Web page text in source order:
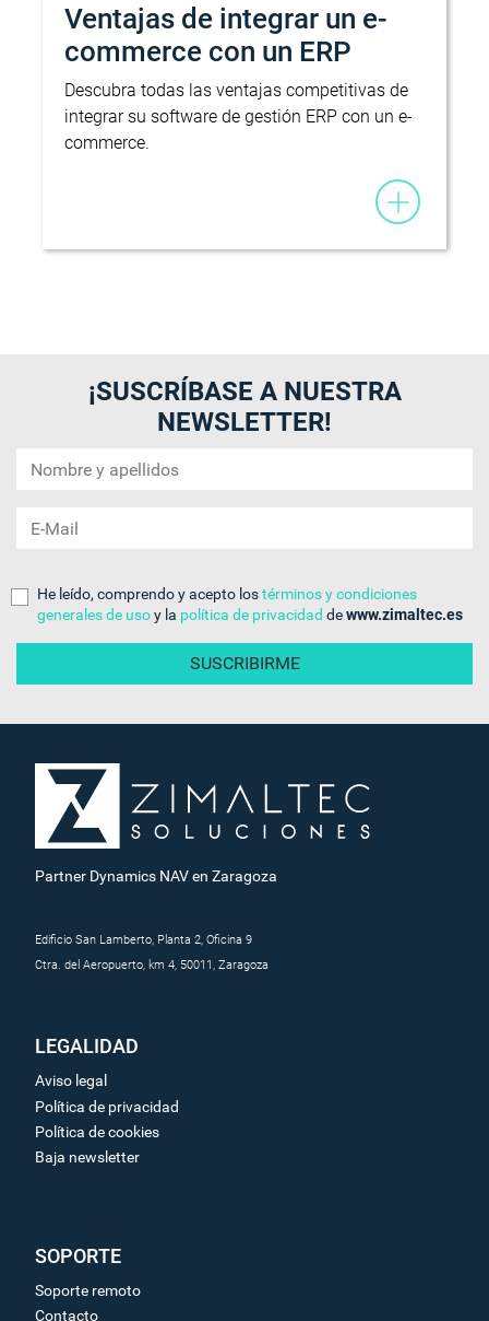
Ventajas de integrar un e-
commerce con un ERP
Descubra todas las ventajas competitivas de
integrar su software de gestión ERP con un e-
commerce.
¡SUSCRÍBASE A NUESTRA
NEWSLETTER!
He leído, comprendo y acepto lostérminos y condiciones
generales de usoy la política de privacidad dewww.zimaltec.es
Partner Dynamics NAV en Zaragoza
Edificio San Lamberto, Planta 2, Oficina 9
Ctra. del Aeropuerto, km 4, 50011, Zaragoza
LEGALIDAD
Aviso legal
Política de privacidad
Política de cookies
Baja newsletter
SOPORTE
Soporte remoto
Contacto